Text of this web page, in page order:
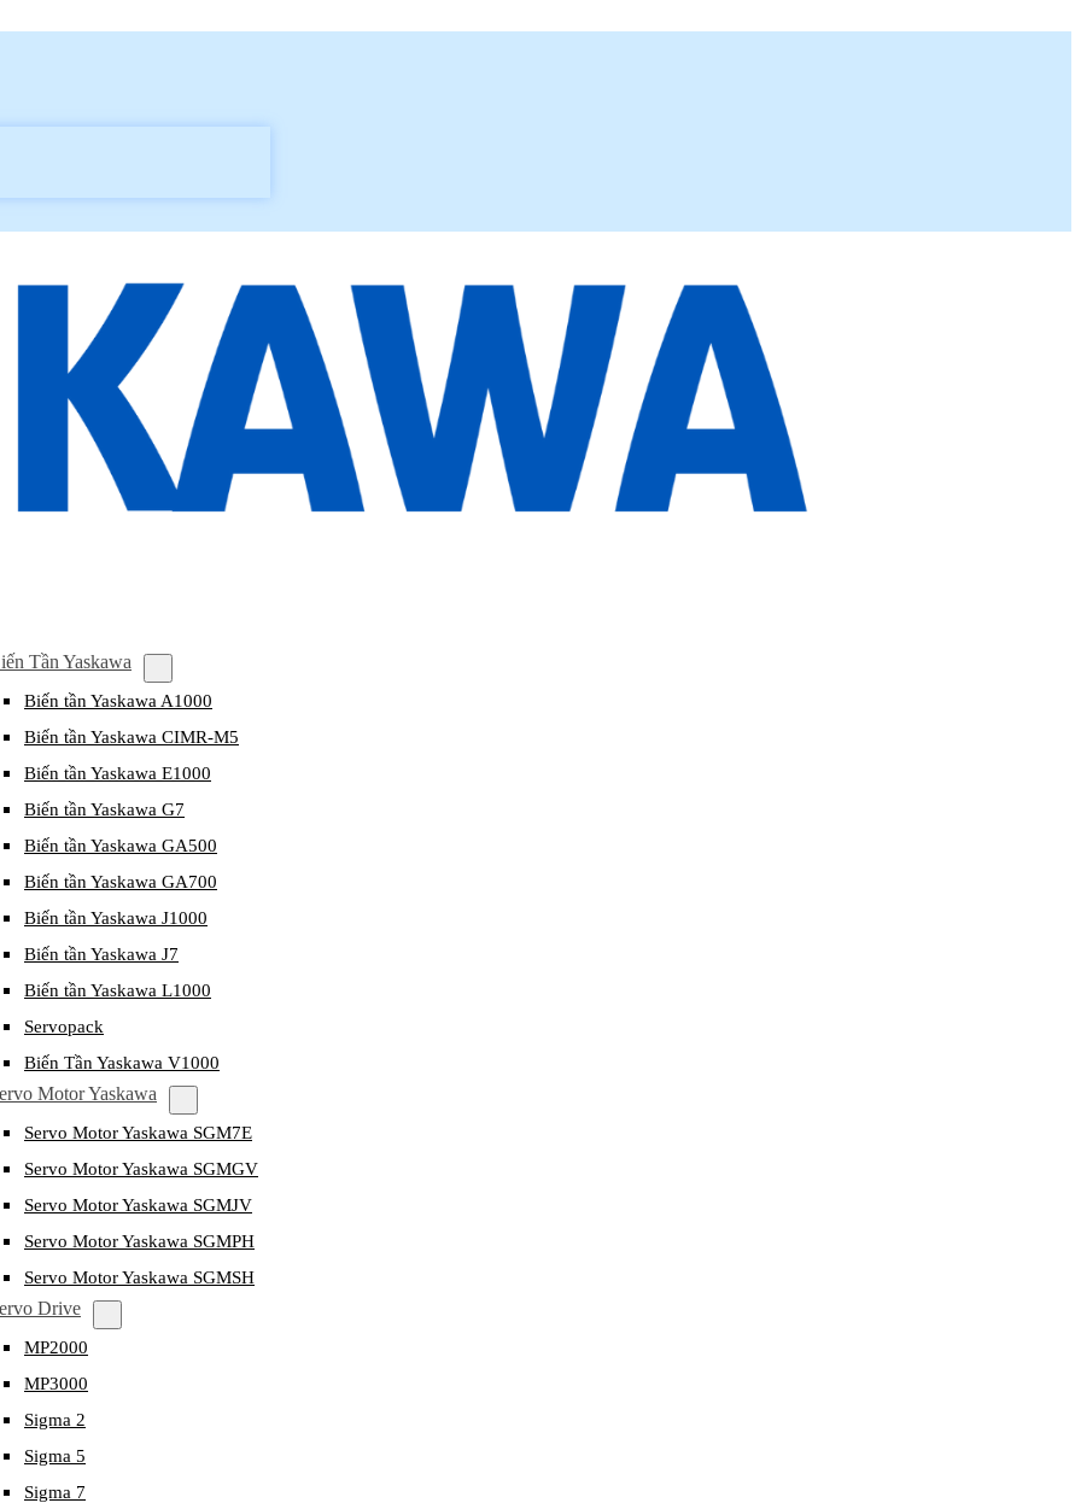
Tần Yaskawa
Biến tần Yaskawa A1000
Biến tần Yaskawa CIMR-M5
Biến tần Yaskawa E1000
Biến tần Yaskawa G7
Biến tần Yaskawa GA500
Biến tần Yaskawa GA700
Biến tần Yaskawa J1000
Biến tần Yaskawa J7
Biến tần Yaskawa L1000
Servopack
Biến Tần Yaskawa V1000
Motor Yaskawa
Servo Motor Yaskawa SGM7E
Servo Motor Yaskawa SGMGV
Servo Motor Yaskawa SGMJV
Servo Motor Yaskawa SGMPH
Servo Motor Yaskawa SGMSH
Drive
MP2000
MP3000
Sigma 2
Sigma 5
Sigma 7